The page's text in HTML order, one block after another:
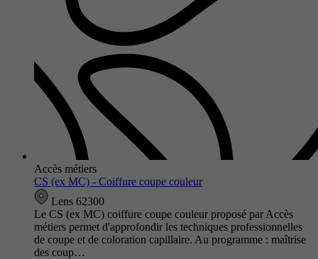
Accès métiers
CS (ex MC) - Coiffure coupe couleur
Lens 62300
Le CS (ex MC) coiffure coupe couleur proposé par Accès
métiers permet d'approfondir les techniques professionnelles
de coupe et de coloration capillaire. Au programme : maîtrise
des coup…